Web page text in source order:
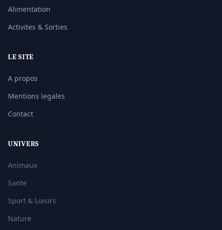
Alimentation
Activites & Sorties
LE SITE
A propos
Mentions legales
Contact
UNIVERS
Animaux
Sante
Sport & Loisirs
Nature